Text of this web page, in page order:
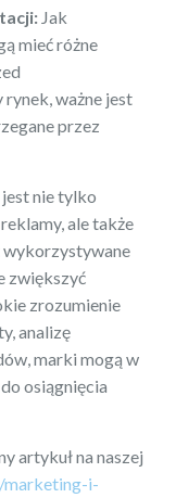
Jak
mieć różne
ważne jest
przez
nie tylko
ale także
wykorzystywane
zwiększyć
zrozumienie
analizę
marki mogą w
osiągnięcia
artykuł na naszej
marketing-i-